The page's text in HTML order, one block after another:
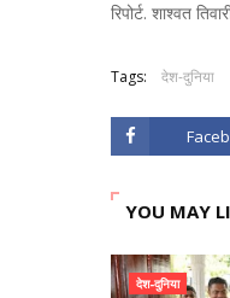
रिपोर्ट. शाश्वत
Tags: देश-दुनिया
YOU MAY
देश-दुनिया